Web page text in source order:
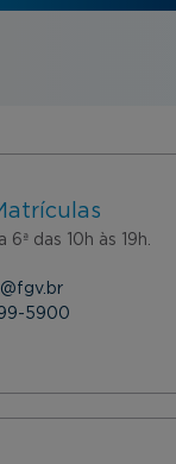
6ª das 10h às 19h.
5900